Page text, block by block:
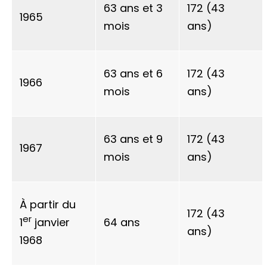
1965
63 ans et 3
mois
172 (43
ans)
1966
63 ans et 6
mois
172 (43
ans)
1967
63 ans et 9
mois
172 (43
ans)
À partir du
1er janvier
1968
64 ans
172 (43
ans)